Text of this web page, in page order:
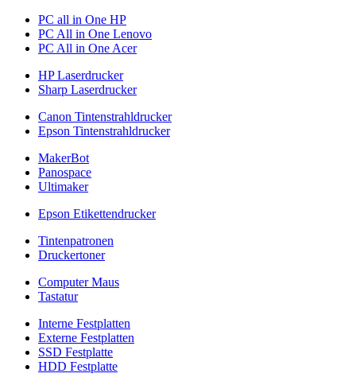
PC all in One HP
PC All in One Lenovo
PC All in One Acer
HP Laserdrucker
Sharp Laserdrucker
Canon Tintenstrahldrucker
Epson Tintenstrahldrucker
MakerBot
Panospace
Ultimaker
Epson Etikettendrucker
Tintenpatronen
Druckertoner
Computer Maus
Tastatur
Interne Festplatten
Externe Festplatten
SSD Festplatte
HDD Festplatte